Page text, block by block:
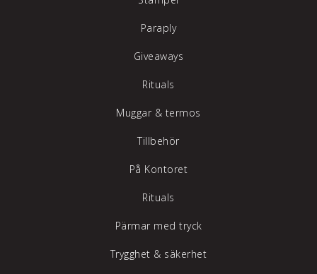
Paraply
Giveaways
Rituals
Muggar & termos
Tillbehör
På Kontoret
Rituals
Pärmar med tryck
Trygghet & säkerhet